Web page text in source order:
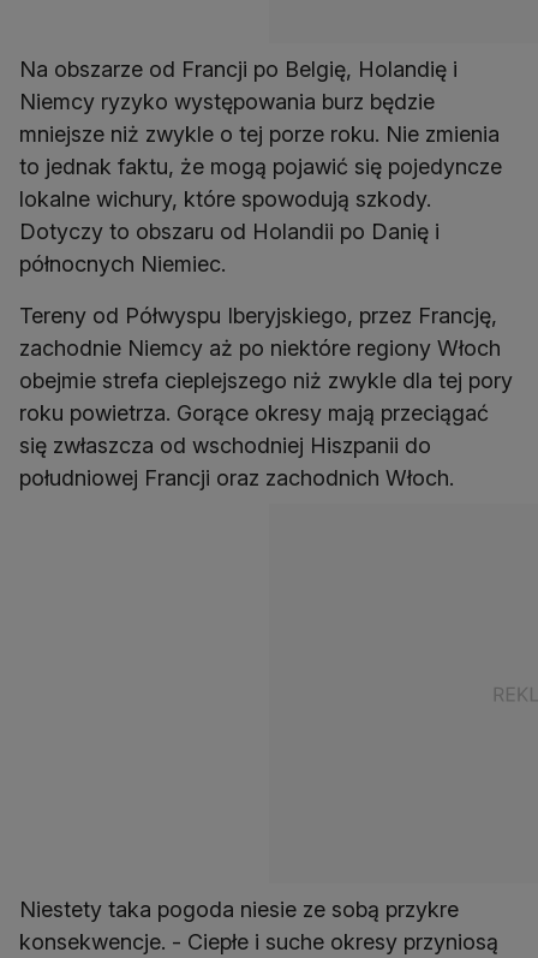
Na obszarze od Francji po Belgię, Holandię i
Niemcy ryzyko występowania burz będzie
mniejsze niż zwykle o tej porze roku. Nie zmienia
to jednak faktu, że mogą pojawić się pojedyncze
lokalne wichury, które spowodują szkody.
Dotyczy to obszaru od Holandii po Danię i
północnych Niemiec.
Tereny od Półwyspu Iberyjskiego, przez Francję,
zachodnie Niemcy aż po niektóre regiony Włoch
obejmie strefa cieplejszego niż zwykle dla tej pory
roku powietrza. Gorące okresy mają przeciągać
się zwłaszcza od wschodniej Hiszpanii do
południowej Francji oraz zachodnich Włoch.
Niestety taka pogoda niesie ze sobą przykre
konsekwencje. - Ciepłe i suche okresy przyniosą